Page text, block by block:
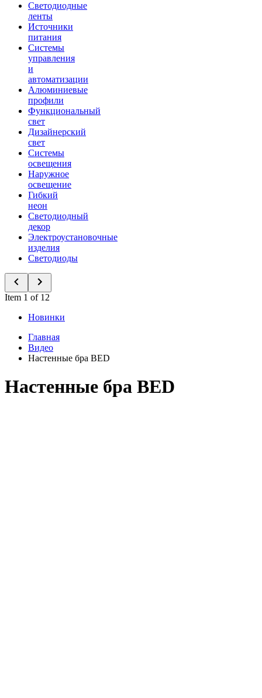
Светодиодные
ленты
Источники
питания
Системы
управления
и
автоматизации
Алюминиевые
профили
Функциональный
свет
Дизайнерский
свет
Системы
освещения
Наружное
освещение
Гибкий
неон
Светодиодный
декор
Электроустановочные
изделия
Светодиоды
Item 1 of 12
Новинки
Главная
Видео
Настенные бра BED
Настенные бра BED